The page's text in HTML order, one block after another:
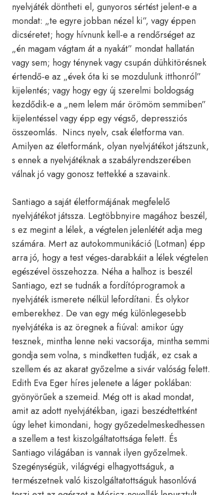
nyelvjáték döntheti el, gunyoros sértést jelent-e a
mondat: „te egyre jobban nézel ki”, vagy éppen
dicséretet; hogy hívnunk kell-e a rendőrséget az
„én magam vágtam át a nyakát” mondat hallatán
vagy sem; hogy ténynek vagy csupán dühkitörésnek
értendő-e az „évek óta ki se mozdulunk itthonról”
kijelentés; vagy hogy egy új szerelmi boldogság
kezdődik-e a „nem lelem már örömöm semmiben”
kijelentéssel vagy épp egy végső, depressziós
összeomlás. Nincs nyelv, csak életforma van.
Amilyen az életformánk, olyan nyelvjátékot játszunk,
s ennek a nyelvjátéknak a szabályrendszerében
válnak jó vagy gonosz tettekké a szavaink.
Santiago a saját életformájának megfelelő
nyelvjátékot játssza. Legtöbbnyire magához beszél,
s ez megint a lélek, a végtelen jelenlétét adja meg
számára. Mert az autokommunikáció (Lotman) épp
arra jó, hogy a test véges-darabkáit a lélek végtelen
egészével összehozza. Néha a halhoz is beszél
Santiago, ezt se tudnák a fordítóprogramok a
nyelvjáték ismerete nélkül lefordítani. És olykor
emberekhez. De van egy még különlegesebb
nyelvjátéka is az öregnek a fiúval: amikor úgy
tesznek, mintha lenne neki vacsorája, mintha semmi
gondja sem volna, s mindketten tudják, ez csak a
szellem és az akarat győzelme a sivár valóság felett.
Edith Eva Eger híres jelenete a láger poklában:
gyönyörűek a szemeid. Még ott is akad mondat,
amit az adott nyelvjátékban, igazi beszédtettként
úgy lehet kimondani, hogy győzedelmeskedhessen
a szellem a test kiszolgáltatottsága felett. És
Santiago világában is vannak ilyen győzelmek.
Szegénységük, világvégi elhagyottságuk, a
természetnek való kiszolgáltatottságuk hasonlóvá